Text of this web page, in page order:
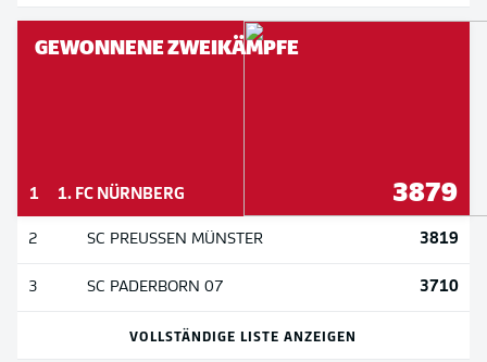
GEWONNENE ZWEIKÄMPFE
1 1. FC NÜRNBERG 3879
2 SC PREUSSEN MÜNSTER 3819
3 SC PADERBORN 07 3710
VOLLSTÄNDIGE LISTE ANZEIGEN